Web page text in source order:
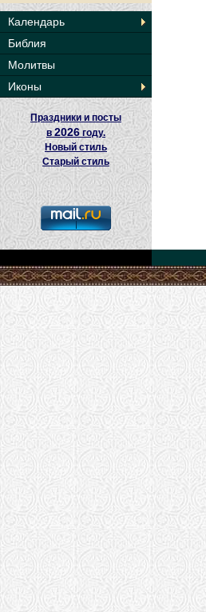
Календарь
Библия
Молитвы
Иконы
Праздники и посты
в2026 году.
Новый стиль
Старый стиль